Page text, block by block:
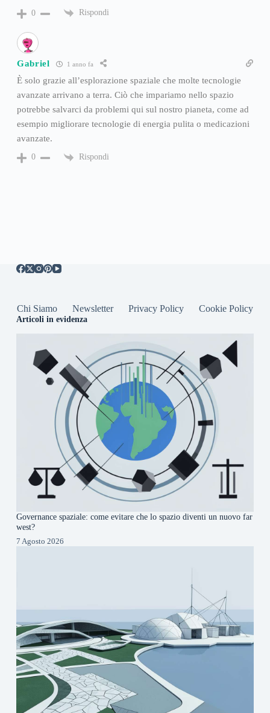
0 Rispondi
Gabriel 1 anno fa
È solo grazie all’esplorazione spaziale che molte tecnologie
avanzate arrivano a terra. Ciò che impariamo nello spazio
potrebbe salvarci da problemi qui sul nostro pianeta, come ad
esempio migliorare tecnologie di energia pulita o medicazioni
avanzate.
0 Rispondi
Chi Siamo Newsletter Privacy Policy Cookie Policy
Articoli in evidenza
Governance spaziale: come evitare che lo spazio diventi un nuovo far
west?
7 Agosto 2026